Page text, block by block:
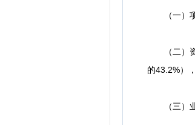
（一）项
（二）资
的43.2%）
（三）业